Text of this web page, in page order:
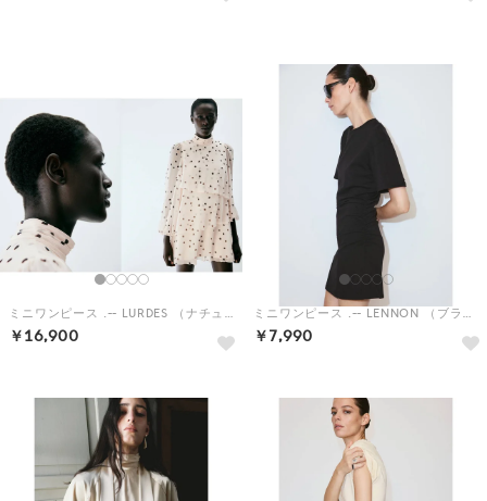
ミニワンピース .-- LURDES （ナチュラルホワイト）
￥16,900
ミニワンピース .-- LENNON （ブラック）
￥7,990